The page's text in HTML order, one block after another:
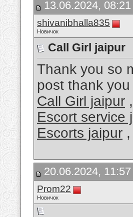
13.06.2024, 08:21
shivanibhalla835
Новичок
Call Girl jaipur
Thank you so
post thank
Call Girl jaipur ,
Escort service
Escorts jaipur ,
20.06.2024, 11:57
Prom22
Новичок